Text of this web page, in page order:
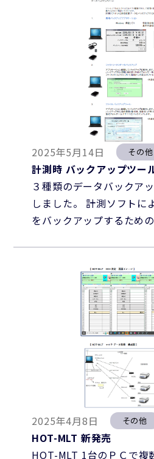
2025年5月14日 その他
計測時 バックアップツー
３種類のデータバックア
しました。 計測ソフトに
をバックアップするため
2025年4月8日 その他
HOT-MLT 新発売
HOT-MLT 1台のＰＣで複